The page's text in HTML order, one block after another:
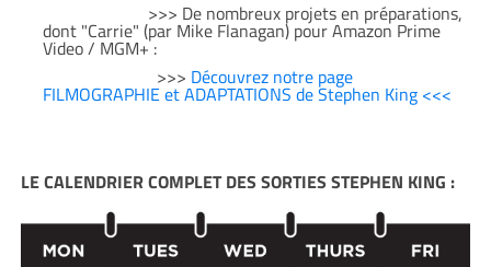
>>> De nombreux projets en préparations,
dont "Carrie" (par Mike Flanagan) pour Amazon Prime
Video / MGM+ :
>>> Découvrez notre page
FILMOGRAPHIE et ADAPTATIONS de Stephen King <<<
LE CALENDRIER COMPLET DES SORTIES STEPHEN KING :